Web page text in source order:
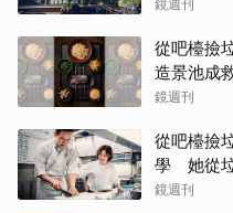
鏡週刊
從吧檯撿
造景池成
了50次
鏡週刊
從吧檯撿
學 她從
難訂的餐廳
鏡週刊